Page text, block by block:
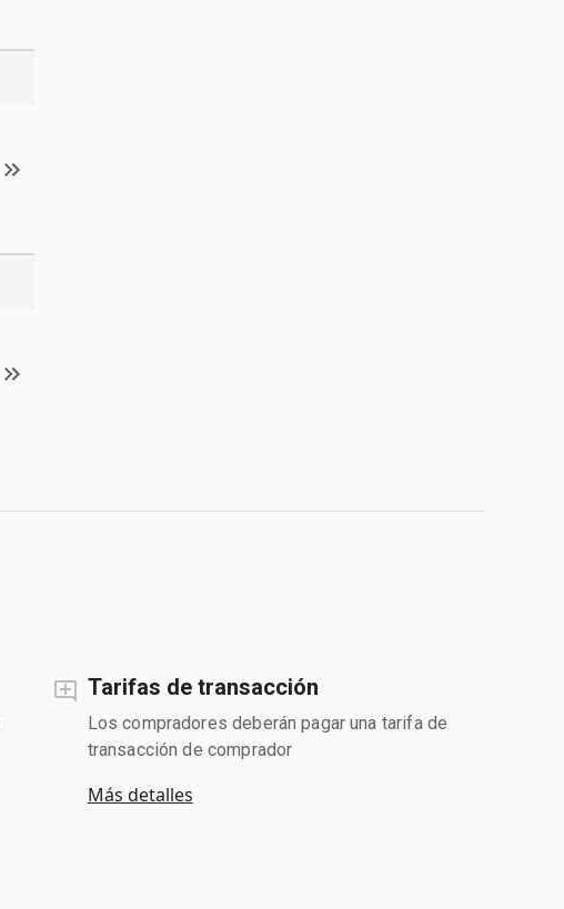
Tarifas de transacción
Los compradores deberán pagar una tarifa de
transacción de comprador
Más detalles